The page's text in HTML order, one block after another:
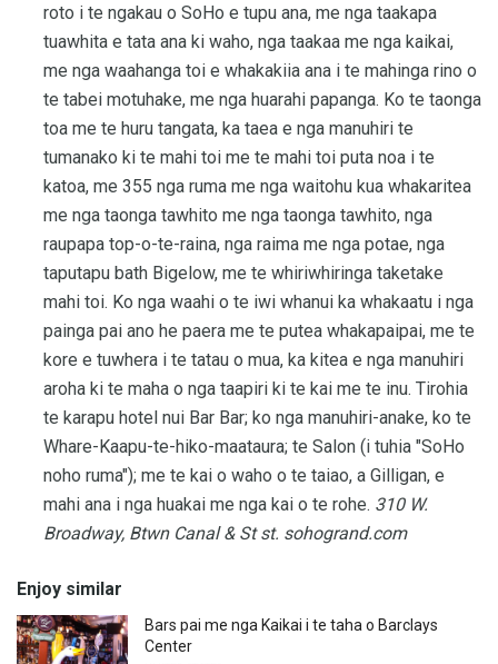
roto i te ngakau o SoHo e tupu ana, me nga taakapa
tuawhita e tata ana ki waho, nga taakaa me nga kaikai,
me nga waahanga toi e whakakiia ana i te mahinga rino o
te tabei motuhake, me nga huarahi papanga. Ko te taonga
toa me te huru tangata, ka taea e nga manuhiri te
tumanako ki te mahi toi me te mahi toi puta noa i te
katoa, me 355 nga ruma me nga waitohu kua whakaritea
me nga taonga tawhito me nga taonga tawhito, nga
raupapa top-o-te-raina, nga raima me nga potae, nga
taputapu bath Bigelow, me te whiriwhiringa taketake
mahi toi. Ko nga waahi o te iwi whanui ka whakaatu i nga
painga pai ano he paera me te putea whakapaipai, me te
kore e tuwhera i te tatau o mua, ka kitea e nga manuhiri
aroha ki te maha o nga taapiri ki te kai me te inu. Tirohia
te karapu hotel nui Bar Bar; ko nga manuhiri-anake, ko te
Whare-Kaapu-te-hiko-maataura; te Salon (i tuhia "SoHo
noho ruma"); me te kai o waho o te taiao, a Gilligan, e
mahi ana i nga huakai me nga kai o te rohe. 310 W.
Broadway, Btwn Canal & St st. sohogrand.com
Enjoy similar
Bars pai me nga Kaikai i te taha o Barclays
Center